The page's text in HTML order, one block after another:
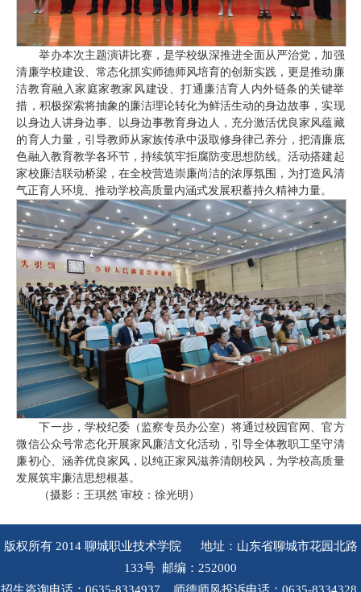
举办本次主题演讲比赛，是学校纵深推进全面从严治党，加强
清廉学校建设、常态化抓实师德师风培育的创新实践，更是推动廉
洁教育融入家庭家教家风建设、打通廉洁育人内外链条的关键举
措，积极探索将抽象的廉洁理论转化为鲜活生动的身边故事，实现
以身边人讲身边事、以身边事教育身边人，充分激活优良家风蕴藏
的育人力量，引导教师从家族传承中汲取修身律己养分，把清廉底
色融入教育教学各环节，持续筑牢拒腐防变思想防线。活动搭建起
家校廉洁联动桥梁，在全校营造崇廉尚洁的浓厚氛围，为打造风清
气正育人环境、推动学校高质量内涵式发展积蓄持久精神力量。
下一步，学校纪委（监察专员办公室）将通过校园官网、官方
微信公众号常态化开展家风廉洁文化活动，引导全体教职工坚守清
廉初心、涵养优良家风，以纯正家风滋养清朗校风，为学校高质量
发展筑牢廉洁思想根基。
（摄影：王琪然 审校：徐光明）
版权所有 2014 聊城职业技术学院 地址：山东省聊城市花园北路
133号 邮编：252000